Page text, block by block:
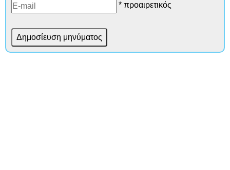
* προαιρετικός